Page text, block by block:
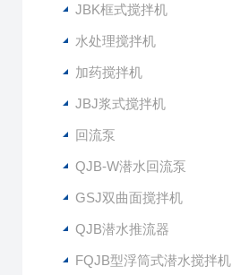
JBK框式搅拌机
水处理搅拌机
加药搅拌机
JBJ浆式搅拌机
回流泵
QJB-W潜水回流泵
GSJ双曲面搅拌机
QJB潜水推流器
FQJB型浮筒式潜水搅拌机